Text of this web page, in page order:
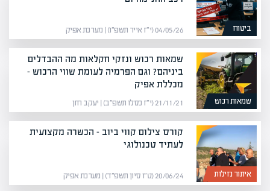
ביטוח 04/05/26 (י״ז אייר תשפ״ו) | מערכת אפיק
שמאות רכוש
שמאות רכוש ונזקי חקלאות מה ההבדלים
ביניהם? וגם הפרמיה לעומת שווי הרכוש –
מכללת אפיק
21/11/21 (י״ז כסלו תשפ״ב) | יעקב חזן
איתור נזילות
קורס צילום קווי ביוב – הכשרה מקצועית
לעתיד טכנולוגי
20/06/24 (ט״ו סיון תשפ״ד) | מערכת אפיק